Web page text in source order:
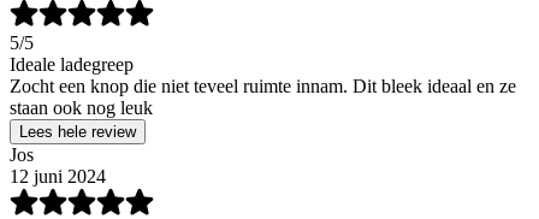
5/5
Ideale ladegreep
Zocht een knop die niet teveel ruimte innam. Dit bleek ideaal en ze
staan ook nog leuk
Lees hele review
Jos
12 juni 2024